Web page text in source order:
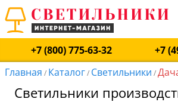
+7 (800) 775-63-32
+7
Главная / Каталог/ Светильники /
Светильники